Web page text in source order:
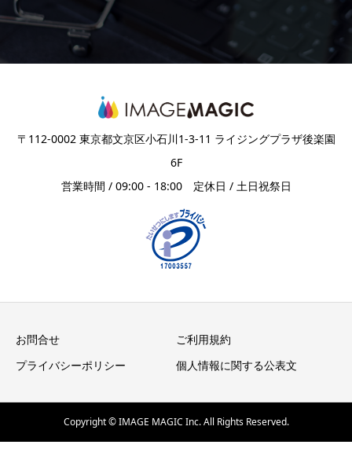
〒112-0002 東京都文京区小石川1-3-11 ライジングプラザ後楽園
6F
営業時間 / 09:00 - 18:00 定休日 / 土日祝祭日
お問合せ
ご利用規約
プライバシーポリシー
個人情報に関する公表文
Copyright © IMAGE MAGIC Inc. All Rights Reserved.